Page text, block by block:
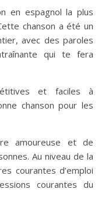
en espagnol la plus
chanson a été un
avec des paroles
qui te fera
et faciles à
chanson pour les
amoureuse et de
Au niveau de la
courantes d’emploi
courantes du